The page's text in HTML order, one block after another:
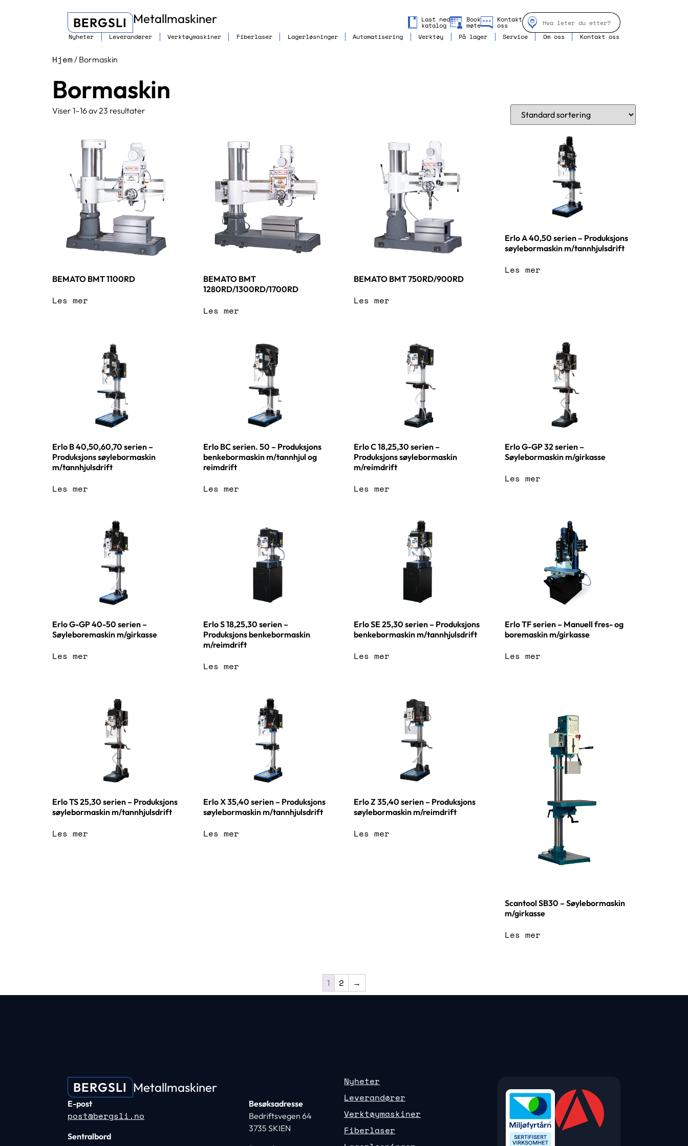
BERGSLI Metallmaskiner Last ned
katalog
Book
møte
Kontakt
oss
Nyheter
Leverandører Verktøymaskiner Fiberlaser Lagerløsninger Automatisering Verktøy På lager Service Om oss Kontakt oss
Hjem / Bormaskin
Bormaskin
Viser 1–16 av 23 resultater
BEMATO BMT 1100RD
Les mer
BEMATO BMT
1280RD/1300RD/1700RD
Les mer
BEMATO BMT 750RD/900RD
Les mer
Erlo A 40,50 serien – Produksjons
søylebormaskin m/tannhjulsdrift
Les mer
Erlo B 40,50,60,70 serien –
Produksjons søylebormaskin
m/tannhjulsdrift
Les mer
Erlo BC serien. 50 – Produksjons
benkebormaskin m/tannhjul og
reimdrift
Les mer
Erlo C 18,25,30 serien –
Produksjons søylebormaskin
m/reimdrift
Les mer
Erlo G-GP 32 serien –
Søylebormaskin m/girkasse
Les mer
Erlo G-GP 40-50 serien –
Søyleboremaskin m/girkasse
Les mer
Erlo S 18,25,30 serien –
Produksjons benkebormaskin
m/reimdrift
Les mer
Erlo SE 25,30 serien – Produksjons
benkebormaskin m/tannhjulsdrift
Les mer
Erlo TF serien – Manuell fres- og
boremaskin m/girkasse
Les mer
Erlo TS 25,30 serien – Produksjons
søylebormaskin m/tannhjulsdrift
Les mer
Erlo X 35,40 serien – Produksjons
søylebormaskin m/tannhjulsdrift
Les mer
Erlo Z 35,40 serien – Produksjons
søylebormaskin m/reimdrift
Les mer
Scantool SB30 – Søylebormaskin
m/girkasse
Les mer
1 2 →
BERGSLI Metallmaskiner
E-post
post@bergsli.no
Sentralbord
Besøksadresse
Bedriftsvegen 64
3735 SKIEN
Nyheter
Leverandører
Verktøymaskiner
Fiberlaser